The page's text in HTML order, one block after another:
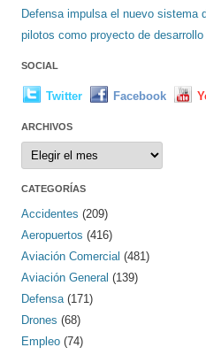
Defensa impulsa el nuevo sistema
pilotos como proyecto de
SOCIAL
Twitter Facebook
ARCHIVOS
Archivos
CATEGORÍAS
Accidentes (209)
Aeropuertos (416)
Aviación Comercial (481)
Aviación General (139)
Defensa (171)
Drones (68)
Empleo (74)